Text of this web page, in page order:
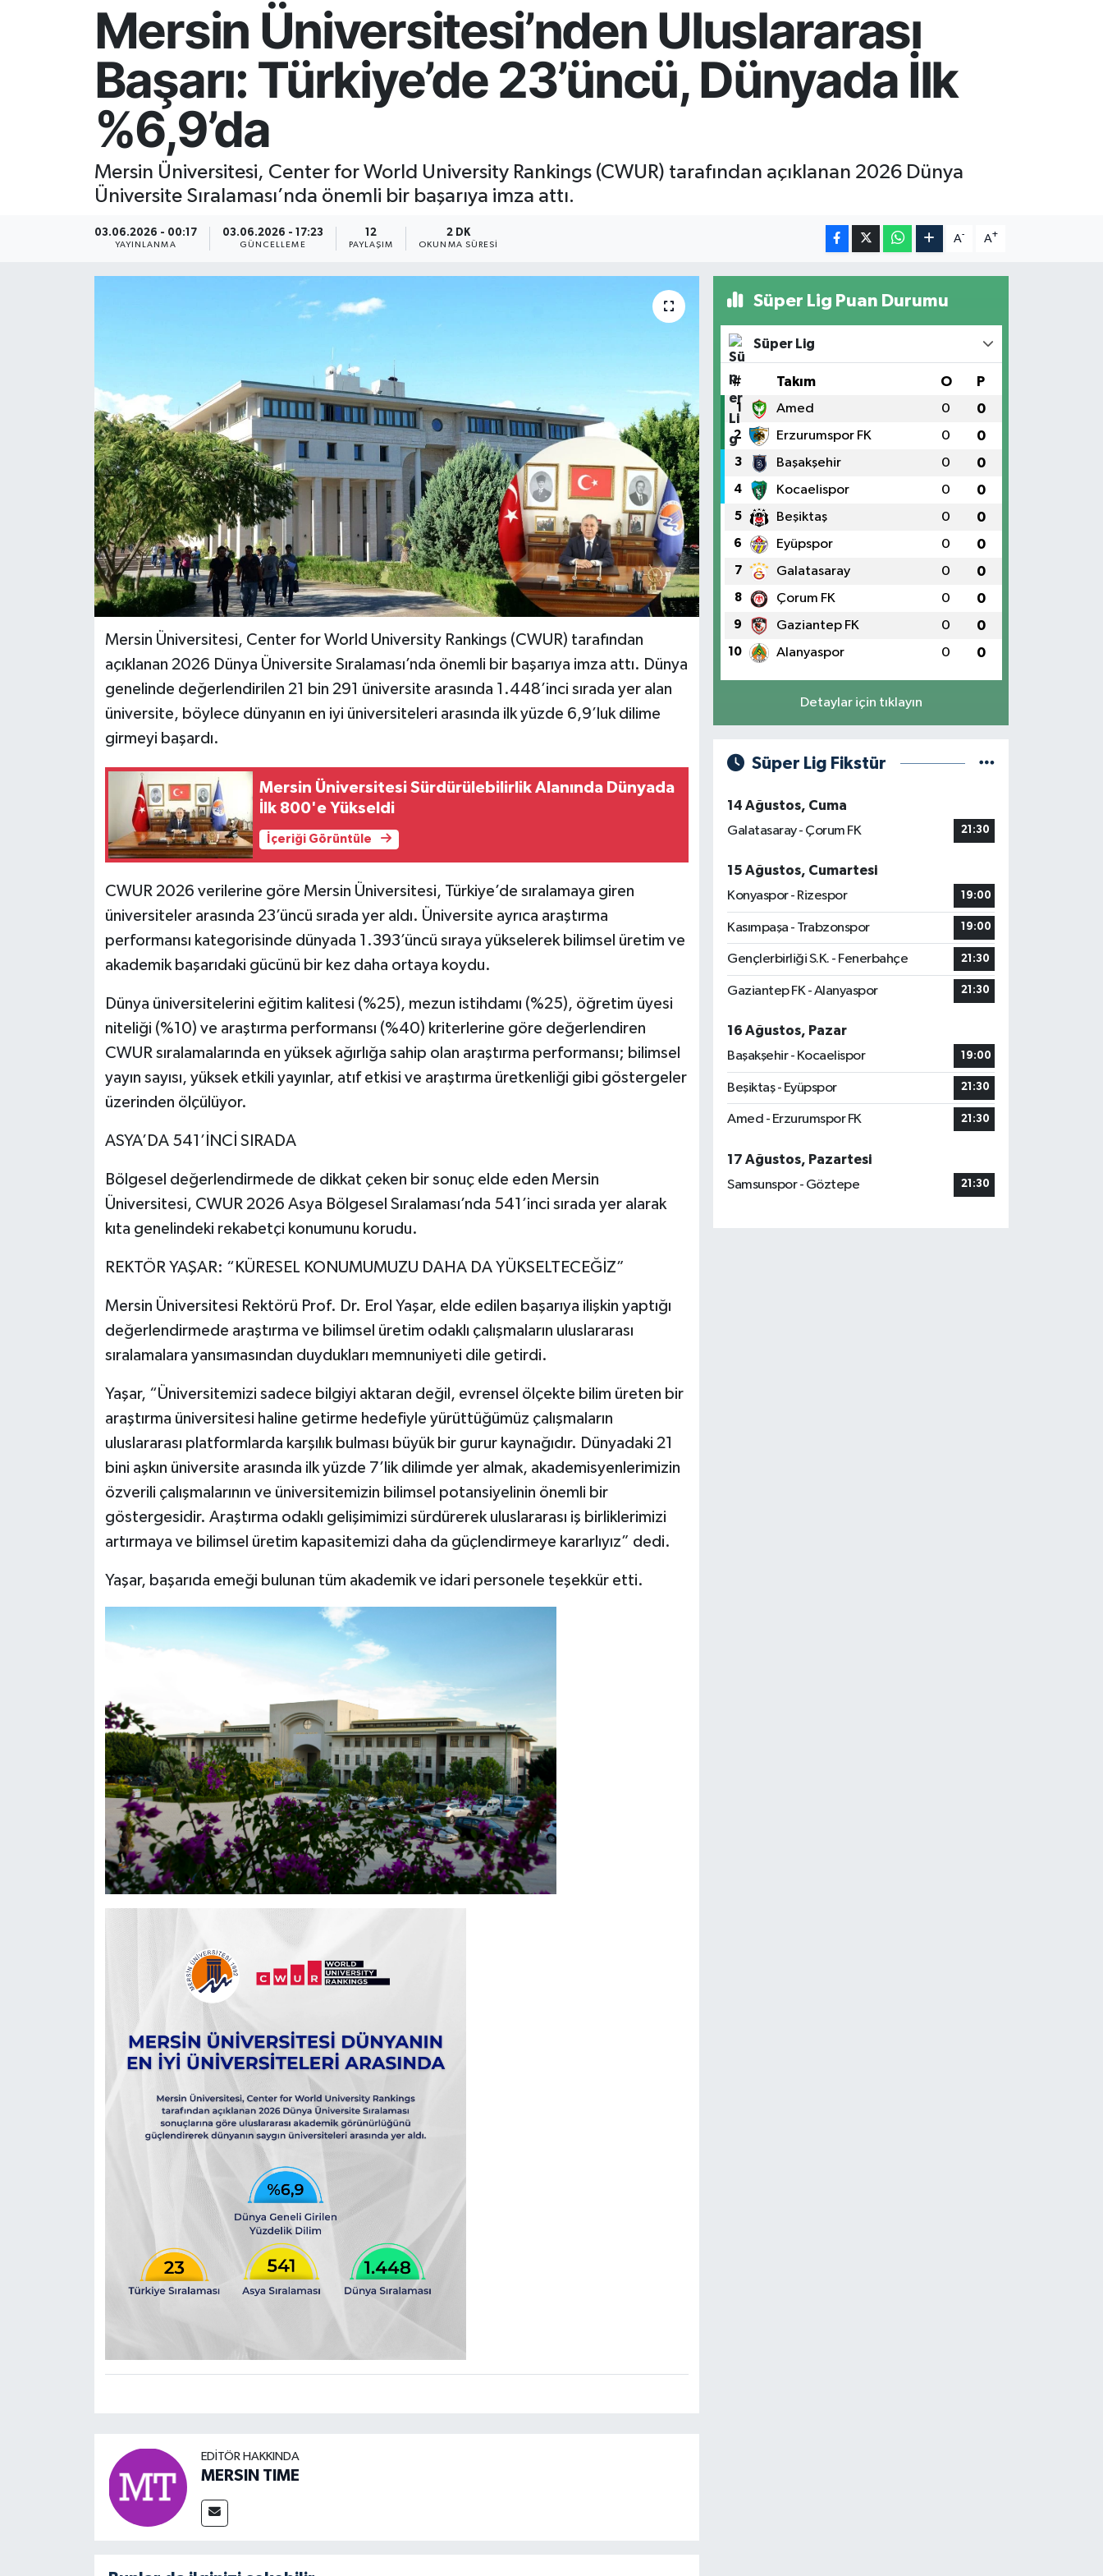
Mersin Üniversitesi’nden Uluslararası
Başarı: Türkiye’de 23’üncü, Dünyada İlk
%6,9’da
Mersin Üniversitesi, Center for World University Rankings (CWUR) tarafından açıklanan 2026 Dünya
Üniversite Sıralaması’nda önemli bir başarıya imza attı.
03.06.2026 - 00:17
YAYINLANMA
03.06.2026 - 17:23
GÜNCELLEME
12
PAYLAŞIM
2 DK
OKUNMA SÜRESI
A- A+
Mersin Üniversitesi, Center for World University Rankings (CWUR) tarafından
açıklanan 2026 Dünya Üniversite Sıralaması’nda önemli bir başarıya imza attı. Dünya
genelinde değerlendirilen 21 bin 291 üniversite arasında 1.448’inci sırada yer alan
üniversite, böylece dünyanın en iyi üniversiteleri arasında ilk yüzde 6,9’luk dilime
girmeyi başardı.
Mersin Üniversitesi Sürdürülebilirlik Alanında Dünyada
İlk 800'e Yükseldi
İçeriği Görüntüle
CWUR 2026 verilerine göre Mersin Üniversitesi, Türkiye’de sıralamaya giren
üniversiteler arasında 23’üncü sırada yer aldı. Üniversite ayrıca araştırma
performansı kategorisinde dünyada 1.393’üncü sıraya yükselerek bilimsel üretim ve
akademik başarıdaki gücünü bir kez daha ortaya koydu.
Dünya üniversitelerini eğitim kalitesi (%25), mezun istihdamı (%25), öğretim üyesi
niteliği (%10) ve araştırma performansı (%40) kriterlerine göre değerlendiren
CWUR sıralamalarında en yüksek ağırlığa sahip olan araştırma performansı; bilimsel
yayın sayısı, yüksek etkili yayınlar, atıf etkisi ve araştırma üretkenliği gibi göstergeler
üzerinden ölçülüyor.
ASYA’DA 541’İNCİ SIRADA
Bölgesel değerlendirmede de dikkat çeken bir sonuç elde eden Mersin
Üniversitesi, CWUR 2026 Asya Bölgesel Sıralaması’nda 541’inci sırada yer alarak
kıta genelindeki rekabetçi konumunu korudu.
REKTÖR YAŞAR: “KÜRESEL KONUMUMUZU DAHA DA YÜKSELTECEĞİZ”
Mersin Üniversitesi Rektörü Prof. Dr. Erol Yaşar, elde edilen başarıya ilişkin yaptığı
değerlendirmede araştırma ve bilimsel üretim odaklı çalışmaların uluslararası
sıralamalara yansımasından duydukları memnuniyeti dile getirdi.
Yaşar, “Üniversitemizi sadece bilgiyi aktaran değil, evrensel ölçekte bilim üreten bir
araştırma üniversitesi haline getirme hedefiyle yürüttüğümüz çalışmaların
uluslararası platformlarda karşılık bulması büyük bir gurur kaynağıdır. Dünyadaki 21
bini aşkın üniversite arasında ilk yüzde 7’lik dilimde yer almak, akademisyenlerimizin
özverili çalışmalarının ve üniversitemizin bilimsel potansiyelinin önemli bir
göstergesidir. Araştırma odaklı gelişimimizi sürdürerek uluslararası iş birliklerimizi
artırmaya ve bilimsel üretim kapasitemizi daha da güçlendirmeye kararlıyız” dedi.
Yaşar, başarıda emeği bulunan tüm akademik ve idari personele teşekkür etti.
EDITÖR HAKKINDA
MERSIN TIME
Süper Lig Puan Durumu
Süper Lig
# Takım O P
1 Amed 0 0
2 Erzurumspor FK 0 0
3 Başakşehir 0 0
4 Kocaelispor 0 0
5 Beşiktaş 0 0
6 Eyüpspor 0 0
7 Galatasaray 0 0
8 Çorum FK 0 0
9 Gaziantep FK 0 0
10 Alanyaspor 0 0
Detaylar için tıklayın
Süper Lig Fikstür
14 Ağustos, Cuma
Galatasaray - Çorum FK
21:30
15 Ağustos, Cumartesi
Konyaspor - Rizespor
19:00
Kasımpaşa - Trabzonspor 19:00
Gençlerbirliği S.K. - Fenerbahçe 21:30
Gaziantep FK - Alanyaspor 21:30
16 Ağustos, Pazar
Başakşehir - Kocaelispor
19:00
Beşiktaş - Eyüpspor 21:30
Amed - Erzurumspor FK 21:30
17 Ağustos, Pazartesi
Samsunspor - Göztepe
21:30
Resmi İlan